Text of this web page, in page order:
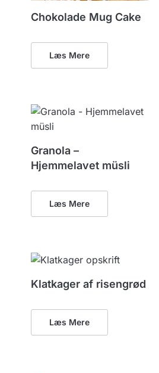
Chokolade Mug Cake
Læs Mere
Granola –
Hjemmelavet müsli
Læs Mere
Klatkager af risengrød
Læs Mere